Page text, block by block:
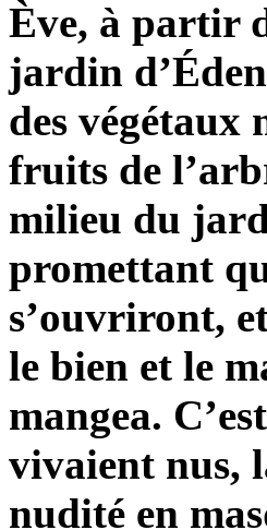
Ève, à partir
jardin
des végétaux
fruits de
milieu du
promettant
s’ouvriront,
le bien et le
mangea.
vivaient nus,
nudité en